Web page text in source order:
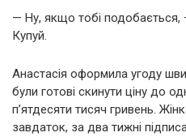
— Ну, якщо тобі подобається,
Купуй.
Анастасія оформила угоду
були готові скинути ціну до
п’ятдесяти тисяч гривень.
завдаток, за два тижні